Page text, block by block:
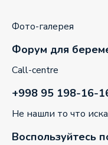
Фото-галерея
Форум для
Call-centre
+998 95 198-16-
Не нашли то что
Воспользуйтесь